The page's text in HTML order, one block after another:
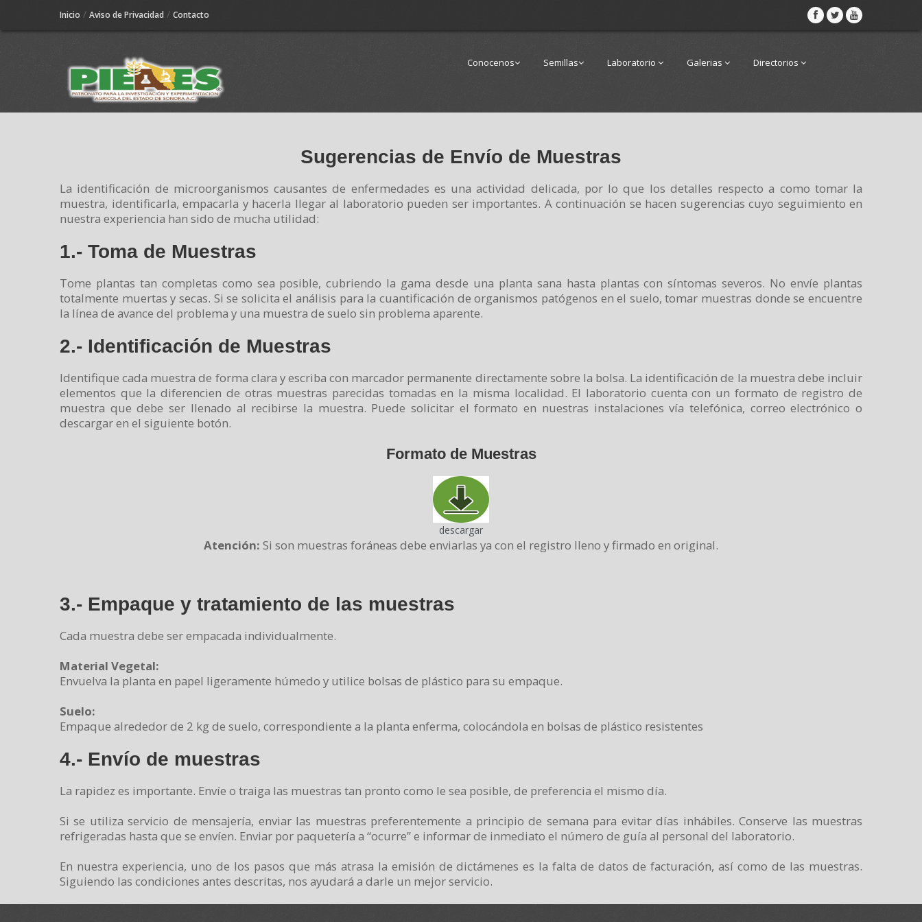
Inicio / Aviso de Privacidad / Contacto
Conocenos Semillas Laboratorio Galerias Directorios
Sugerencias de Envío de Muestras
La identificación de microorganismos causantes de enfermedades es una actividad delicada, por lo que los detalles respecto a como tomar la
muestra, identificarla, empacarla y hacerla llegar al laboratorio pueden ser importantes. A continuación se hacen sugerencias cuyo seguimiento en
nuestra experiencia han sido de mucha utilidad:
1.- Toma de Muestras
Tome plantas tan completas como sea posible, cubriendo la gama desde una planta sana hasta plantas con síntomas severos. No envíe plantas
totalmente muertas y secas. Si se solicita el análisis para la cuantificación de organismos patógenos en el suelo, tomar muestras donde se encuentre
la línea de avance del problema y una muestra de suelo sin problema aparente.
2.- Identificación de Muestras
Identifique cada muestra de forma clara y escriba con marcador permanente directamente sobre la bolsa. La identificación de la muestra debe incluir
elementos que la diferencien de otras muestras parecidas tomadas en la misma localidad. El laboratorio cuenta con un formato de registro de
muestra que debe ser llenado al recibirse la muestra. Puede solicitar el formato en nuestras instalaciones vía telefónica, correo electrónico o
descargar en el siguiente botón.
Formato de Muestras
descargar
Atención: Si son muestras foráneas debe enviarlas ya con el registro lleno y firmado en original.
3.- Empaque y tratamiento de las muestras
Cada muestra debe ser empacada individualmente.
Material Vegetal:
Envuelva la planta en papel ligeramente húmedo y utilice bolsas de plástico para su empaque.
Suelo:
Empaque alrededor de 2 kg de suelo, correspondiente a la planta enferma, colocándola en bolsas de plástico resistentes
4.- Envío de muestras
La rapidez es importante. Envíe o traiga las muestras tan pronto como le sea posible, de preferencia el mismo día.
Si se utiliza servicio de mensajería, enviar las muestras preferentemente a principio de semana para evitar días inhábiles. Conserve las muestras
refrigeradas hasta que se envíen. Enviar por paquetería a “ocurre” e informar de inmediato el número de guía al personal del laboratorio.
En nuestra experiencia, uno de los pasos que más atrasa la emisión de dictámenes es la falta de datos de facturación, así como de las muestras.
Siguiendo las condiciones antes descritas, nos ayudará a darle un mejor servicio.